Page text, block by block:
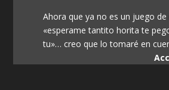
Ahora que ya no es un juego
«esperame tantito horita te
tu»… creo que lo tomaré en